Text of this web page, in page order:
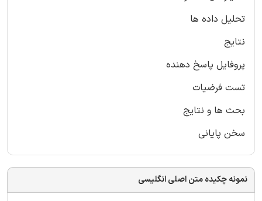
تحلیل داده ها
نتایج
پروفایل پاسخ دهنده
تست فرضیات
بحث ها و نتایج
سخن پایانی
نمونه چکیده متن اصلی انگلیسی